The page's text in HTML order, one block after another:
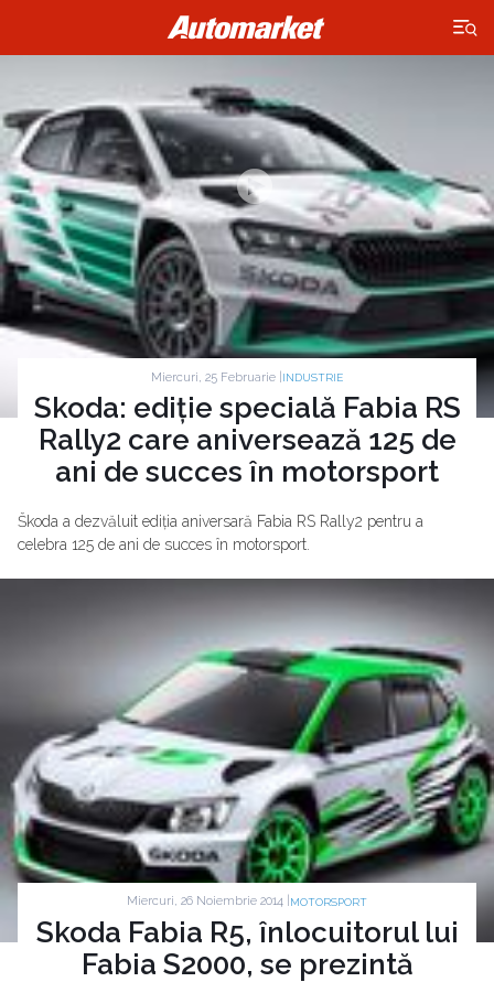
×
Miercuri, 25 Februarie | INDUSTRIE
Skoda: ediție specială Fabia RS
Rally2 care aniversează 125 de
ani de succes în motorsport
Škoda a dezvăluit ediția aniversară Fabia RS Rally2 pentru a
celebra 125 de ani de succes în motorsport.
Miercuri, 26 Noiembrie 2014 | MOTORSPORT
Skoda Fabia R5, înlocuitorul lui
Fabia S2000, se prezintă